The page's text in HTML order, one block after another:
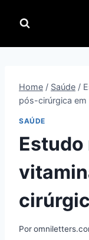
para
Home / Saúde /
pós-cirúrgica em
SAÚDE
Por